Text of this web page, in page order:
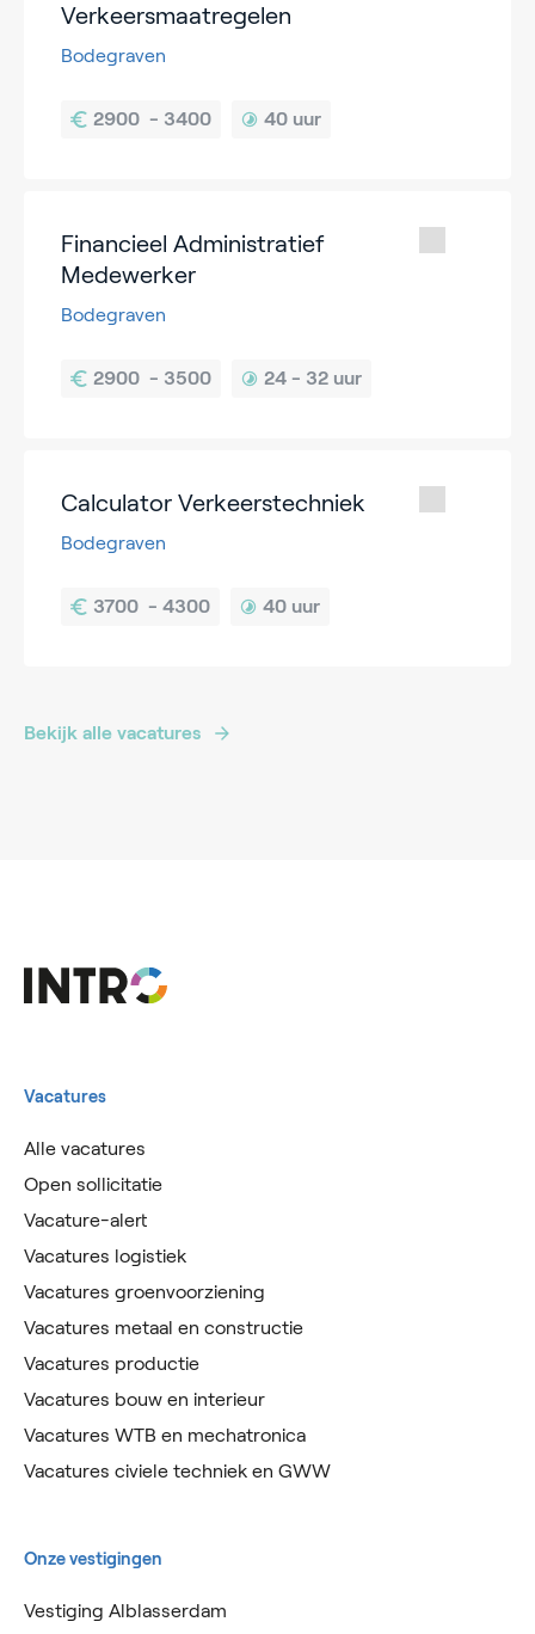
Verkeersmaatregelen
Bodegraven
40 uur
Financieel Administratief
Medewerker
Bodegraven
24 - 32 uur
Calculator Verkeerstechniek
Bodegraven
40 uur
Bekijk alle vacatures
Vacatures
Alle vacatures
Open sollicitatie
Vacature-alert
Vacatures logistiek
Vacatures groenvoorziening
Vacatures metaal en constructie
Vacatures productie
Vacatures bouw en interieur
Vacatures WTB en mechatronica
Vacatures civiele techniek en GWW
Onze vestigingen
Vestiging Alblasserdam